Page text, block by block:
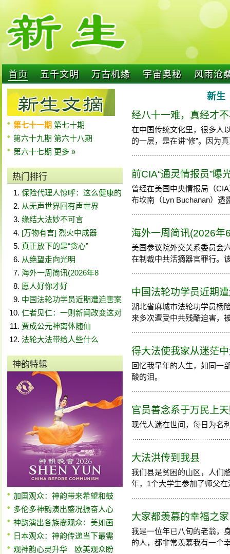
首页 五千文明 万古机缘 宇宙奥秘 风雨沧
第七十一期 第七十期
第六十九期 第六十八期
第六十七期 更多 »
热门排行
保险代理人惊呼：这么健康的
从无声世界回有声世界
缘结大法妙不可言
[万物有言] 烈火中成器
真正放下的是“贪心”
从绝望走向光明
海外一周简讯(2026年8
愿人好你才好
中国法轮功学员近期遭迫害案
仁者见仁：一则新闻改变这对
贾成公元神离体随仙
法轮大法带给人些什么
神韵特辑
加国观众：神韵带来希望和鼓
多伦多神韵演出盛况振奋人心
神韵演出各族裔观众：美如画
日本观众：神韵传递当下最需
观神韵心灵升华 欧美观众盼
新生
经八十一难，真经才
在中国传统文化里，很多人
的一层，是在讲“修”。因为
前CIA“通灵情报员”曝
曾经在美国中央情报局（
布坎南（Lyn Buchanan）透
海外一周简讯(2026年
美国参议院外交关系委员会
在制裁中共活摘器官罪行。
中国法轮功学员近期
湖北省麻城市法轮功学员杨
来多次遭受中共残酷迫害，
得大法使我家从迷茫
回忆我早年的人生，如同一
酸的泪。
官员善念系于万民上
现代人迷在世间，每日为名
大法洪传到我县
我们县是贫困的山区，人们
年，1个大学生参加了师父
大家都羡慕的幸福之家
我是一位年已八旬的老翁，
的人，都非常羡慕我有一个